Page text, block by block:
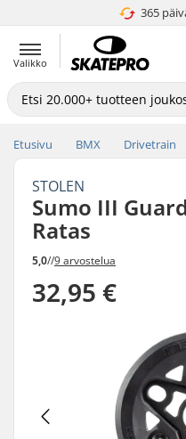
365
Valikko
Etusivu BMX Drivetrain
STOLEN
Sumo III
Ratas
5,0//9 arvostelua
32,95 €